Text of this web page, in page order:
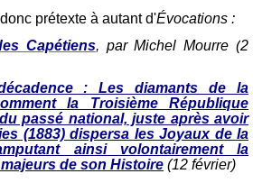
prétexte à autant d'Évocations :
Capétiens, par Michel Mourre (2
: Les diamants de la
la Troisième République
passé national, juste après avoir
(1883) dispersa les Joyaux de la
ainsi volontairement la
de son Histoire (12 février)